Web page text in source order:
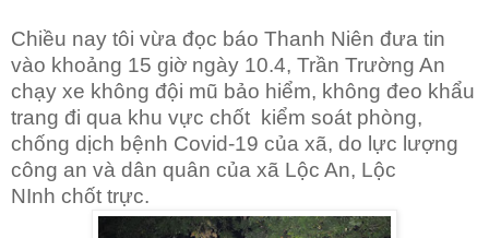
Chiều nay tôi vừa đọc báo Thanh Niên đưa tin
vào khoảng 15 giờ ngày 10.4, Trần Trường An
chạy xe không đội mũ bảo hiểm, không đeo khẩu
trang đi qua khu vực chốt kiểm soát phòng,
chống dịch bệnh Covid-19 của xã, do lực lượng
công an và dân quân của xã Lộc An, Lộc
NInh chốt trực.